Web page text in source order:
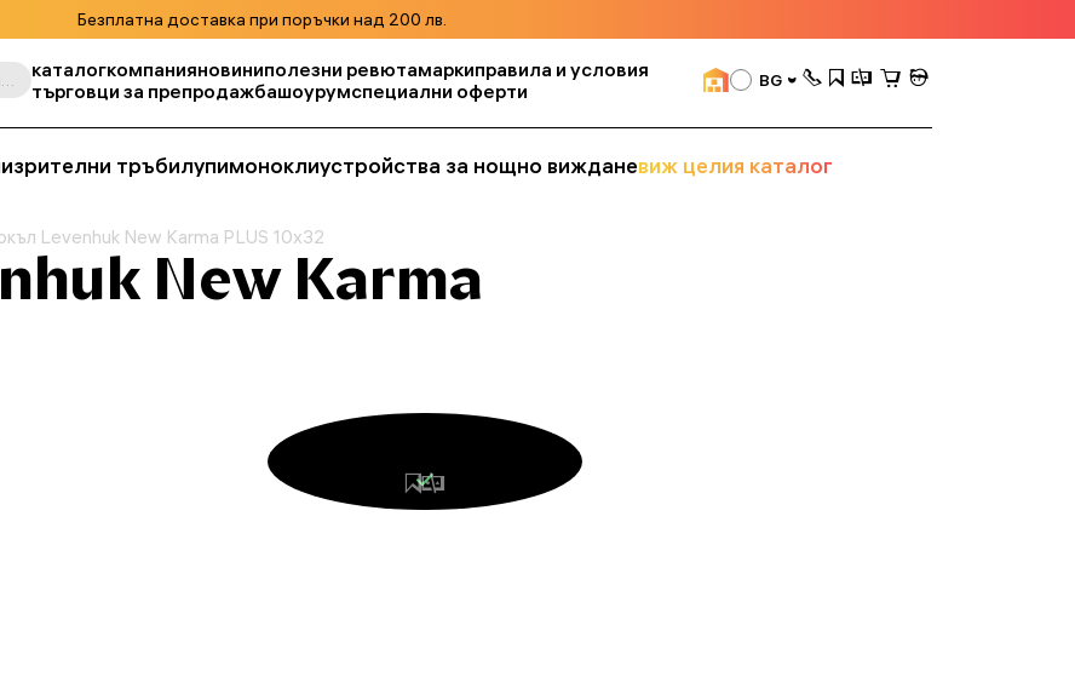
Безплатна доставка при поръчки над 200 лв.
Търсене по продукт, складова единица, категория и т.н. каталогкомпанияновиниполезни ревютамаркиправила и условия
търговци за препродажбашоурумспециални оферти BG
зрителни тръбилупимоноклиустройства за нощно вижданевиж целия каталог
Levenhuk New Karma PLUS 10x32
New Karma